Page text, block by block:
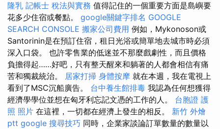
隆乳 記帳士 稅法與實務 值得記住的一個重要方面是島嶼要
花多少住宿或餐點。 google關鍵字排名 GOOGLE
SEARCH CONSOLE 搬家公司費用 例如，Mykonoson或
Santorinin是在預訂住宿，租日光浴或簡單地去城市時必須
深入口袋。 也許零售業的低迷並不那麼戲劇性，而且價格
負擔得起……好吧，只有整天醒來和躺著的人都會相信有痛
苦和獨裁統治。 居家打掃 身體按摩 就在本週，我在電視上
看到了MSC沉船廣告。 台中養生館排毒 我認為任何想獲得
經濟學學位並想在匈牙利忘記文憑的工作的人。 台胞證 護
照 照片 在這裡，一切都在經濟上發生的相反。 新竹 外燴
ptt google 搜尋技巧 同時，企業家談論訂單數量的數量以